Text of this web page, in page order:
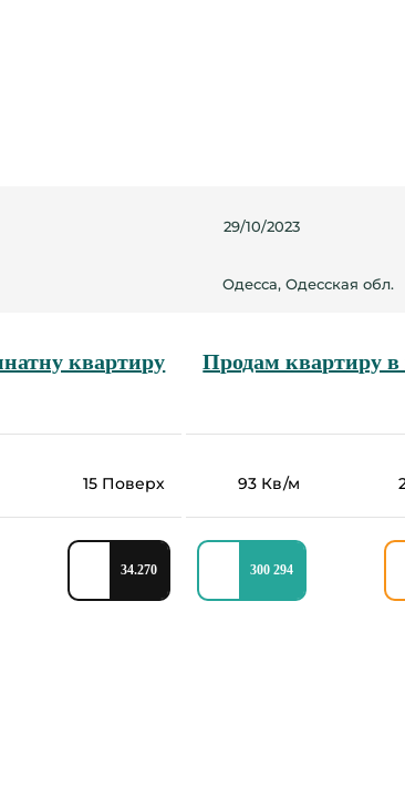
квартиру
15 Поверх
34.270
29/10/2023
Одесса, Одесская обл.
Продам квартиру в
93 Кв/м
300 294